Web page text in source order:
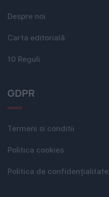
Despre noi
Carta editorială
10 Reguli
GDPR
Termeni si conditii
Politica cookies
Politica de confidențialitate